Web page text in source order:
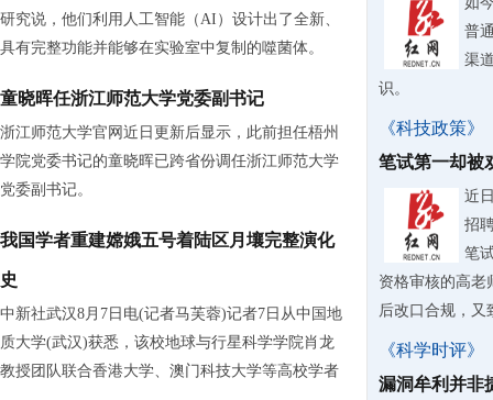
研究说，他们利用人工智能（AI）设计出了全新、
具有完整功能并能够在实验室中复制的噬菌体。
童晓晖任浙江师范大学党委副书记
浙江师范大学官网近日更新后显示，此前担任梧州
学院党委书记的童晓晖已跨省份调任浙江师范大学
党委副书记。
我国学者重建嫦娥五号着陆区月壤完整演化
史
中新社武汉8月7日电(记者马芙蓉)记者7日从中国地
质大学(武汉)获悉，该校地球与行星科学学院肖龙
教授团队联合香港大学、澳门科技大学等高校学者
普
渠
识。
《科技政策》
笔试第一却被
近
招
笔
资格审核的高老
后改口合规，又
《科学时评》
漏洞牟利并非